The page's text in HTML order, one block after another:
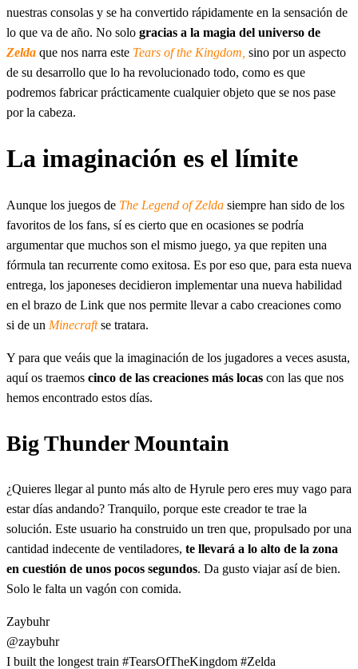
nuestras consolas y se ha convertido rápidamente en la sensación de
lo que va de año. No solo gracias a la magia del universo de
Zelda que nos narra este Tears of the Kingdom, sino por un aspecto
de su desarrollo que lo ha revolucionado todo, como es que
podremos fabricar prácticamente cualquier objeto que se nos pase
por la cabeza.
La imaginación es el límite
Aunque los juegos de The Legend of Zelda siempre han sido de los
favoritos de los fans, sí es cierto que en ocasiones se podría
argumentar que muchos son el mismo juego, ya que repiten una
fórmula tan recurrente como exitosa. Es por eso que, para esta nueva
entrega, los japoneses decidieron implementar una nueva habilidad
en el brazo de Link que nos permite llevar a cabo creaciones como
si de un Minecraftse tratara.
Y para que veáis que la imaginación de los jugadores a veces asusta,
aquí os traemos cinco de las creaciones más locas con las que nos
hemos encontrado estos días.
Big Thunder Mountain
¿Quieres llegar al punto más alto de Hyrule pero eres muy vago para
estar días andando? Tranquilo, porque este creador te trae la
solución. Este usuario ha construido un tren que, propulsado por una
cantidad indecente de ventiladores, te llevará a lo alto de la zona
en cuestión de unos pocos segundos. Da gusto viajar así de bien.
Solo le falta un vagón con comida.
Zaybuhr
@zaybuhr
I built the longest train #TearsOfTheKingdom #Zelda